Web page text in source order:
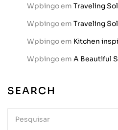
Wpbingoem Traveling
Wpbingoem Traveling
Wpbingoem Kitchen
Wpbingoem A Beautiful
SEARCH